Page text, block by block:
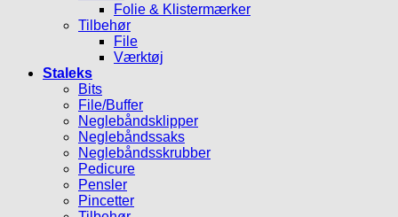
Folie & Klistermærker
Tilbehør
File
Værktøj
Staleks
Bits
File/Buffer
Neglebåndsklipper
Neglebåndssaks
Neglebåndsskrubber
Pedicure
Pensler
Pincetter